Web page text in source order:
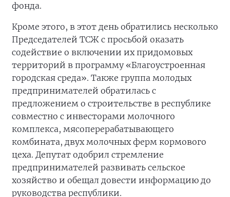
фонда.
Кроме этого, в этот день обратились несколько
Председателей ТСЖ с просьбой оказать
содействие о включении их придомовых
территорий в программу «Благоустроенная
городская среда». Также группа молодых
предпринимателей обратилась с
предложением о строительстве в республике
совместно с инвесторами молочного
комплекса, мясоперерабатывающего
комбината, двух молочных ферм кормового
цеха. Депутат одобрил стремление
предпринимателей развивать сельское
хозяйство и обещал довести информацию до
руководства республики.